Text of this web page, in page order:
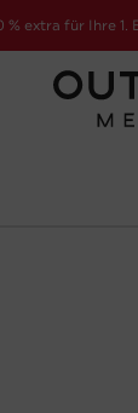
% extra für Ihre 1.